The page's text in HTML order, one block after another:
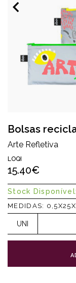
Bolsas
Arte Refletiva
LOQI
15.40€
Stock
MEDIDAS:
UNI